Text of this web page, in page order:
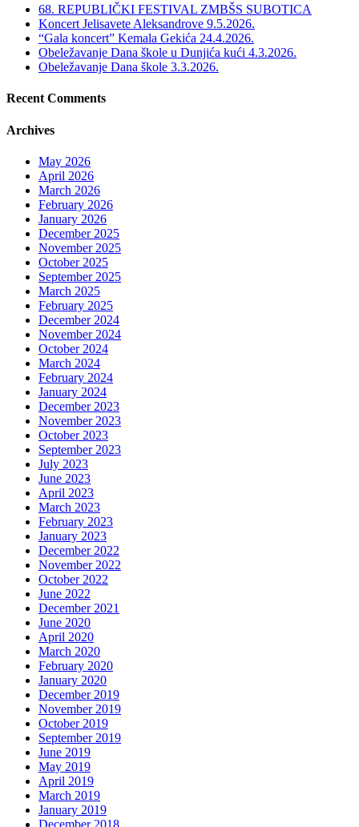
68. REPUBLIČKI FESTIVAL ZMBŠS SUBOTICA
Koncert Jelisavete Aleksandrove 9.5.2026.
“Gala koncert” Kemala Gekića 24.4.2026.
Obeležavanje Dana škole u Dunjića kući 4.3.2026.
Obeležavanje Dana škole 3.3.2026.
Recent Comments
Archives
May 2026
April 2026
March 2026
February 2026
January 2026
December 2025
November 2025
October 2025
September 2025
March 2025
February 2025
December 2024
November 2024
October 2024
March 2024
February 2024
January 2024
December 2023
November 2023
October 2023
September 2023
July 2023
June 2023
April 2023
March 2023
February 2023
January 2023
December 2022
November 2022
October 2022
June 2022
December 2021
June 2020
April 2020
March 2020
February 2020
January 2020
December 2019
November 2019
October 2019
September 2019
June 2019
May 2019
April 2019
March 2019
January 2019
December 2018